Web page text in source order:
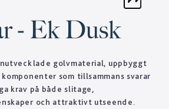
- Ek Dusk
golvmaterial, uppbyggt
som tillsammans svarar
krav på både slitage,
och attraktivt utseende.